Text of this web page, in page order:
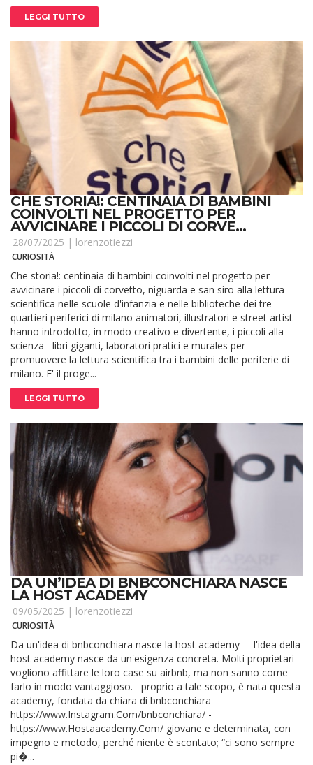
LEGGI TUTTO
CHE STORIA!: CENTINAIA DI BAMBINI
COINVOLTI NEL PROGETTO PER
AVVICINARE I PICCOLI DI CORVE...
28/07/2025 | lorenzotiezzi
CURIOSITÀ
Che storia!: centinaia di bambini coinvolti nel progetto per
avvicinare i piccoli di corvetto, niguarda e san siro alla lettura
scientifica nelle scuole d'infanzia e nelle biblioteche dei tre
quartieri periferici di milano animatori, illustratori e street artist
hanno introdotto, in modo creativo e divertente, i piccoli alla
scienza libri giganti, laboratori pratici e murales per
promuovere la lettura scientifica tra i bambini delle periferie di
milano. E' il proge...
LEGGI TUTTO
DA UN’IDEA DI BNBCONCHIARA NASCE
LA HOST ACADEMY
09/05/2025 | lorenzotiezzi
CURIOSITÀ
Da un'idea di bnbconchiara nasce la host academy l'idea della
host academy nasce da un'esigenza concreta. Molti proprietari
vogliono affittare le loro case su airbnb, ma non sanno come
farlo in modo vantaggioso. proprio a tale scopo, è nata questa
academy, fondata da chiara di bnbconchiara
https://www.Instagram.Com/bnbconchiara/ -
https://www.Hostaacademy.Com/ giovane e determinata, con
impegno e metodo, perché niente è scontato; “ci sono sempre
pi�...